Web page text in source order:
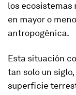
los ecosistemas
en mayor o
antropogénica.
Esta situación
tan solo un
superficie